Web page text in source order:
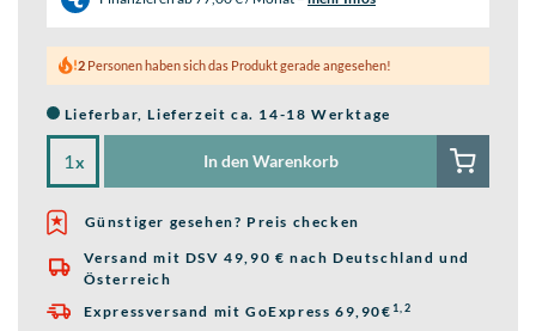
2 Personen haben sich das Produkt gerade angesehen!
Lieferbar, Lieferzeit ca. 14-18 Werktage
x In den Warenkorb
Günstiger gesehen? Preis checken

Versand mit DSV 49,90 € nach Deutschland und
Österreich
 Expressversand mit GoExpress 69,90€ 1,2